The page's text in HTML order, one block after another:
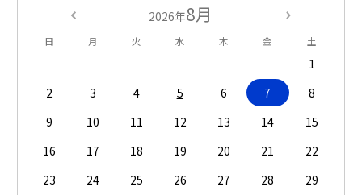
2026年8月
日 月 火 水 木 金 土
1
2
3 4 5 6 7
8
9
10 11 12 13 14
15
16
17 18 19 20 21
22
23
24 25 26 27 28
29